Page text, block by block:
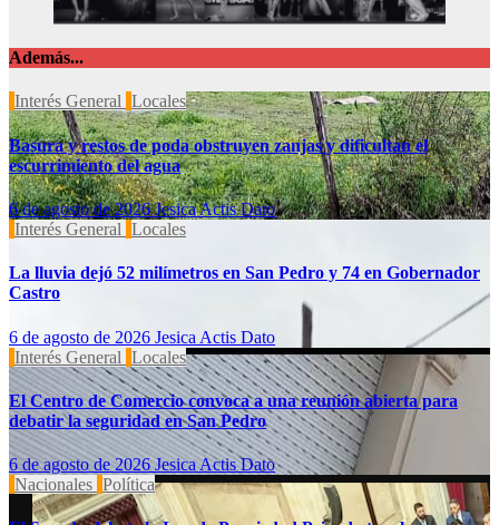
Además...
Interés General Locales
Basura y restos de poda obstruyen zanjas y dificultan el
escurrimiento del agua
6 de agosto de 2026Jesica Actis Dato
Interés General Locales
La lluvia dejó 52 milímetros en San Pedro y 74 en Gobernador
Castro
6 de agosto de 2026 Jesica Actis Dato
Interés General Locales
El Centro de Comercio convoca a una reunión abierta para
debatir la seguridad en San Pedro
6 de agosto de 2026Jesica Actis Dato
Nacionales Política